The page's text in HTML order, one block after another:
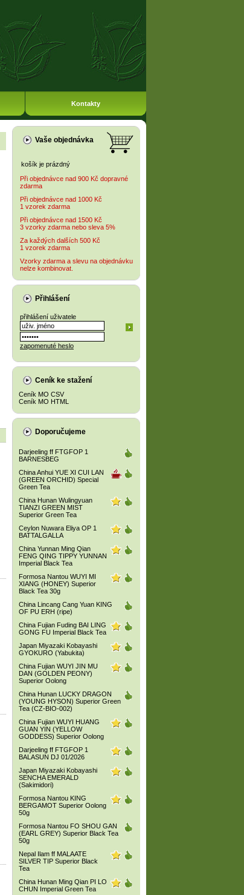
Kontakty
Vaše objednávka
košík je prázdný
Při objednávce nad 900 Kč dopravné
zdarma
Při objednávce nad 1000 Kč
1 vzorek zdarma
Při objednávce nad 1500 Kč
3 vzorky zdarma nebo sleva 5%
Za každých dalších 500 Kč
1 vzorek zdarma
Vzorky zdarma a slevu na objednávku
nelze kombinovat.
Přihlášení
přihlášení uživatele
zapomenuté heslo
Ceník ke stažení
Ceník MO CSV
Ceník MO HTML
Doporučujeme
Darjeeling ff FTGFOP 1
BARNESBEG
China Anhui YUE XI CUI LAN
(GREEN ORCHID) Special
Green Tea
China Hunan Wulingyuan
TIANZI GREEN MIST
Superior Green Tea
Ceylon Nuwara Eliya OP 1
BATTALGALLA
China Yunnan Ming Qian
FENG QING TIPPY YUNNAN
Imperial Black Tea
Formosa Nantou WUYI MI
XIANG (HONEY) Superior
Black Tea 30g
China Lincang Cang Yuan KING
OF PU ERH (ripe)
China Fujian Fuding BAI LING
GONG FU Imperial Black Tea
Japan Miyazaki Kobayashi
GYOKURO (Yabukita)
China Fujian WUYI JIN MU
DAN (GOLDEN PEONY)
Superior Oolong
China Hunan LUCKY DRAGON
(YOUNG HYSON) Superior Green
Tea (CZ-BIO-002)
China Fujian WUYI HUANG
GUAN YIN (YELLOW
GODDESS) Superior Oolong
Darjeeling ff FTGFOP 1
BALASUN DJ 01/2026
Japan Miyazaki Kobayashi
SENCHA EMERALD
(Sakimidori)
Formosa Nantou KING
BERGAMOT Superior Oolong
50g
Formosa Nantou FO SHOU GAN
(EARL GREY) Superior Black Tea
50g
Nepal Ilam ff MALAATE
SILVER TIP Superior Black
Tea
China Hunan Ming Qian PI LO
CHUN Imperial Green Tea